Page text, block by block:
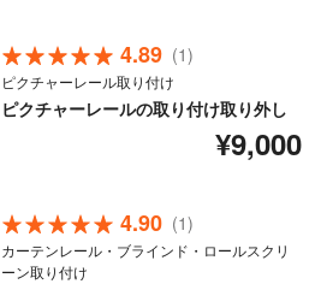
4.89 (1)
ピクチャーレール取り付け
ピクチャーレールの取り付け取り外し
¥9,000
4.90 (1)
カーテンレール・ブラインド・ロールスクリ
ーン取り付け